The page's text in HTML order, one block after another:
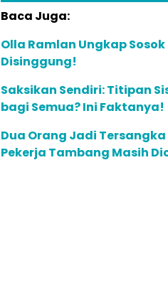
Baca Juga:
Olla Ramlan Ungkap
Disinggung!
Saksikan Sendiri: Titipan
bagi Semua? Ini Faktanya!
Dua Orang Jadi
Pekerja Tambang Masih